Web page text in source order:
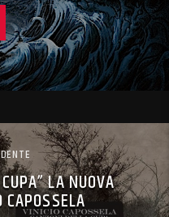
LA NUOVA
CAPOSSELA